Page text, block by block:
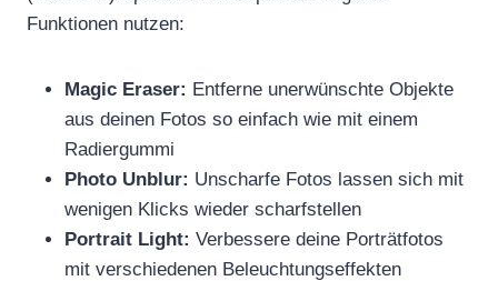
Funktionen nutzen:
Magic Eraser: Entferne unerwünschte Objekte
aus deinen Fotos so einfach wie mit einem
Radiergummi
Photo Unblur: Unscharfe Fotos lassen sich mit
wenigen Klicks wieder scharfstellen
Portrait Light: Verbessere deine Porträtfotos
mit verschiedenen Beleuchtungseffekten